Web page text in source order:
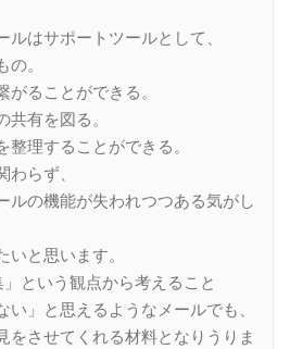
はサポートツールとして、
。
がることができる。
共有を図る。
整理することができる。
らず、
ルの機能が失われつつある気がし
と思います。
という観点から考えること
」と思えるようなメールでも、
をさせてくれる材料となりうりま